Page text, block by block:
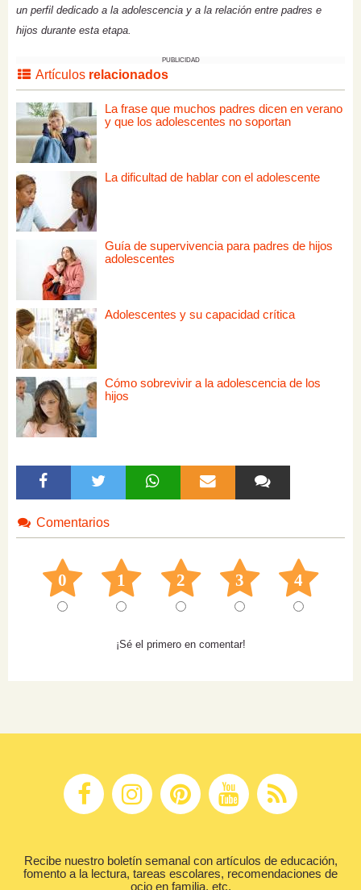
un perfil dedicado a la adolescencia y a la relación entre padres e
hijos durante esta etapa.
PUBLICIDAD
Artículos relacionados
La frase que muchos padres dicen en verano
y que los adolescentes no soportan
La dificultad de hablar con el adolescente
Guía de supervivencia para padres de hijos
adolescentes
Adolescentes y su capacidad crítica
Cómo sobrevivir a la adolescencia de los
hijos
Comentarios
0 1 2 3 4
¡Sé el primero en comentar!
Recibe nuestro boletín semanal con artículos de educación,
fomento a la lectura, tareas escolares, recomendaciones de
ocio en familia, etc.